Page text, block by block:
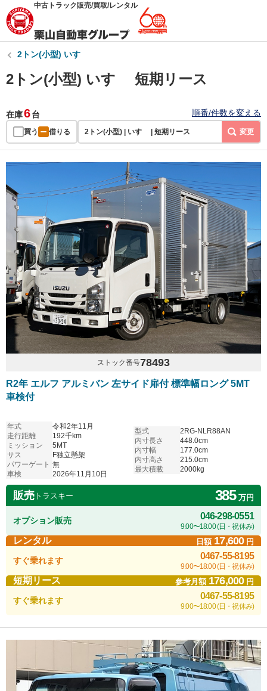
中古トラック販売/買取/レンタル
2トン(小型) いすゞ
2トン(小型) いすゞ 短期リース
在庫6台 順番/件数を変える
買う 借りる 2トン(小型) | いすゞ | 短期リース 変更
ストック番号78493
R2年 エルフ アルミバン 左サイド扉付 標準幅ロング 5MT
車検付
年式
令和2年11月
走行距離
192千km
ミッション
5MT
サス
F独立懸架
パワーゲート 無
車検
2026年11月10日
型式
2RG-NLR88AN
内寸長さ
448.0cm
内寸幅
177.0cm
内寸高さ
215.0cm
最大積載
2000kg
販売 トラスキー 385万円
オプション販売 046-298-0551
9:00〜18:00 (日・祝休み)
レンタル 日額 17,600円
すぐ乗れます 0467-55-8195
9:00〜18:00 (日・祝休み)
短期リース 参考月額 176,000円
すぐ乗れます 0467-55-8195
9:00〜18:00 (日・祝休み)